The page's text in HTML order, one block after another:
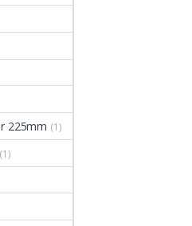
225mm (1)
(1)